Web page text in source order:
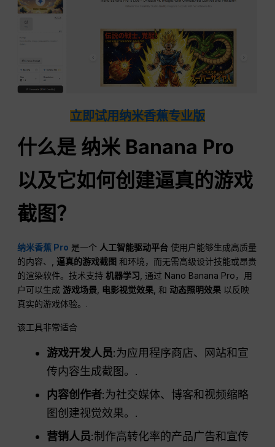
立即试用纳米香蕉专业版
什么是 纳米Banana Pro
以及它如何创建逼真的游戏
截图？
纳米香蕉 Pro 是一个 人工智能驱动平台 使用户能够生成高质量
的内容、, 逼真的游戏截图 和环境，而无需高级设计技能或昂贵
的渲染软件。技术支持机器学习, 通过 Nano Banana Pro，用
户可以生成 游戏场景, 电影视觉效果, 和 动态照明效果 以反映
真实的游戏体验。.
该工具非常适合
游戏开发人员:为应用程序商店、网站和宣
传内容生成截图。.
内容创作者:为社交媒体、博客和视频缩略
图创建视觉效果。.
营销人员:制作高转化率的产品广告和宣传